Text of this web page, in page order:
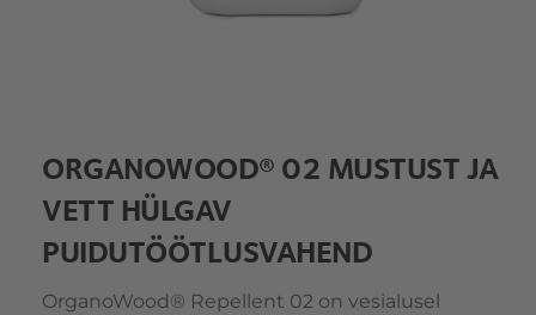
ORGANOWOOD® 02 MUSTUST JA
VETT HÜLGAV
PUIDUTÖÖTLUSVAHEND
OrganoWood® Repellent 02 on vesialusel